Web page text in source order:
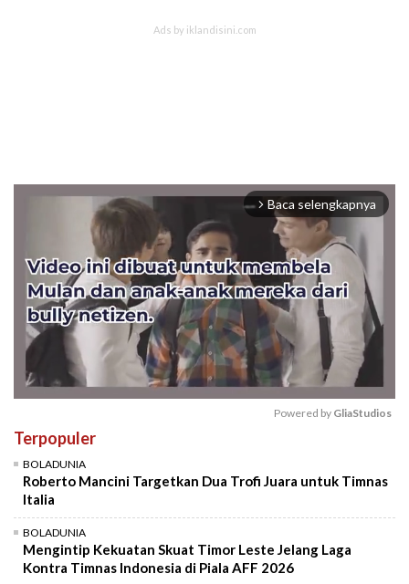
arrow_forward_ios Baca selengkapnya
Powered by GliaStudios
Terpopuler
BOLADUNIA
Roberto Mancini Targetkan Dua Trofi Juara untuk Timnas
Italia
BOLADUNIA
Mengintip Kekuatan Skuat Timor Leste Jelang Laga
Kontra Timnas Indonesia di Piala AFF 2026